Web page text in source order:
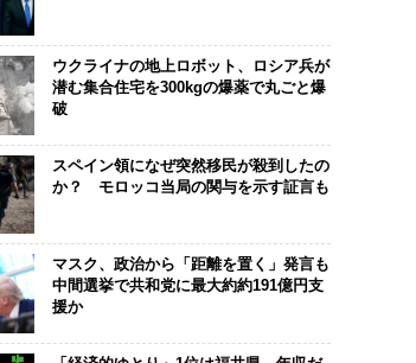
ウクライナの地上ロボット、ロシア兵が
潜む集合住宅を300kgの爆薬で丸ごと爆
破
スペイン領になぜ突然移民が殺到したの
か？ モロッコ当局の関与を示す証言も
マスク、政治から「距離を置く」発言も
中間選挙で共和党に最大約約191億円支
援か